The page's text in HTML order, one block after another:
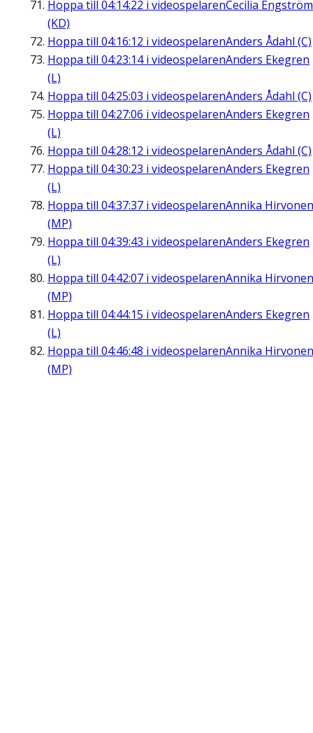
Hoppa till 04:14:22 i videospelarenCecilia Engström
(KD)
Hoppa till 04:16:12 i videospelarenAnders Ådahl (C)
Hoppa till 04:23:14i videospelarenAnders Ekegren
(L)
Hoppa till 04:25:03 i videospelarenAnders Ådahl (C)
Hoppa till 04:27:06 i videospelarenAnders Ekegren
(L)
Hoppa till 04:28:12 i videospelarenAnders Ådahl (C)
Hoppa till 04:30:23 i videospelarenAnders Ekegren
(L)
Hoppa till 04:37:37 i videospelarenAnnika Hirvonen
(MP)
Hoppa till 04:39:43 i videospelarenAnders Ekegren
(L)
Hoppa till 04:42:07 i videospelarenAnnika Hirvonen
(MP)
Hoppa till 04:44:15 i videospelarenAnders Ekegren
(L)
Hoppa till 04:46:48 i videospelarenAnnika Hirvonen
(MP)